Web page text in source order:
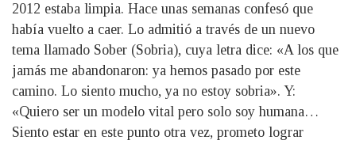
2012 estaba limpia. Hace unas semanas confesó que
había vuelto a caer. Lo admitió a través de un nuevo
tema llamado Sober (Sobria), cuya letra dice: «A los que
jamás me abandonaron: ya hemos pasado por este
camino. Lo siento mucho, ya no estoy sobria». Y:
«Quiero ser un modelo vital pero solo soy humana…
Siento estar en este punto otra vez, prometo lograr